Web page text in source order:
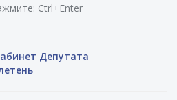
Ctrl+Enter
Депутата